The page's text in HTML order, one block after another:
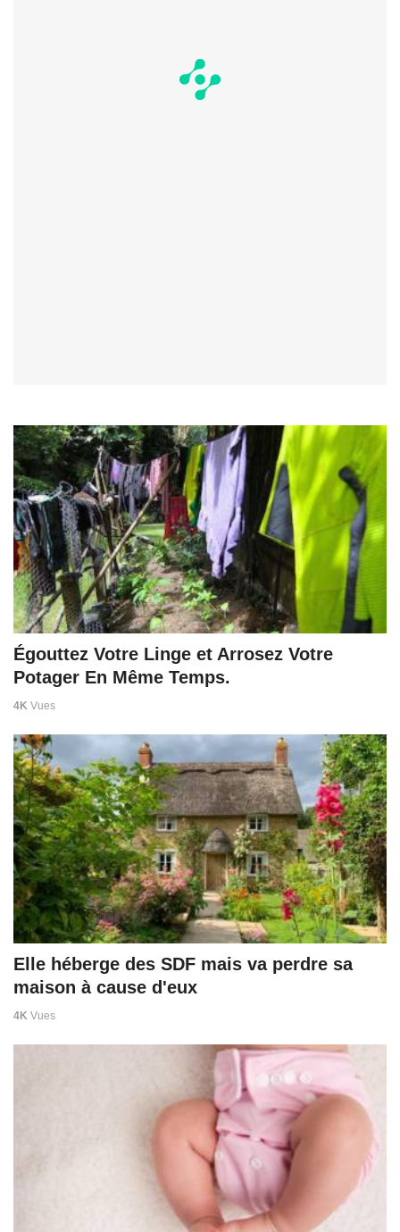
Égouttez Votre Linge et Arrosez Votre
Potager En Même Temps.
4K Vues
Elle héberge des SDF mais va perdre sa
maison à cause d'eux
4K Vues